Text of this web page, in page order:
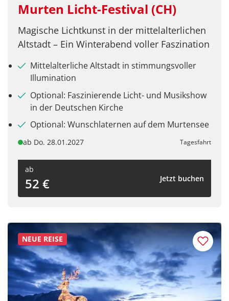
Murten Licht-Festival (CH)
Magische Lichtkunst in der mittelalterlichen
Altstadt – Ein Winterabend voller Faszination
Mittelalterliche Altstadt in stimmungsvoller
Illumination
Optional: Faszinierende Licht- und Musikshow
in der Deutschen Kirche
Optional: Wunschlaternen auf dem Murtensee
ab Do. 28.01.2027 Tagesfahrt
ab
52 € Jetzt buchen
NEUE REISE